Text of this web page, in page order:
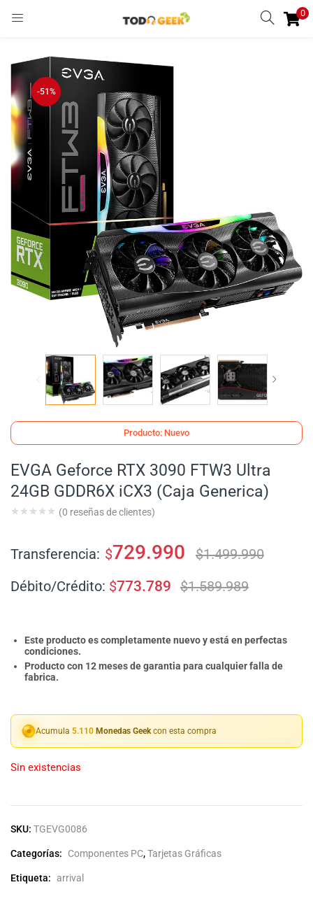
0
-51%
Producto: Nuevo
EVGA Geforce RTX 3090 FTW3 Ultra
24GB GDDR6X iCX3 (Caja Generica)
(0 reseñas de clientes)
Transferencia: $729.990 $1.499.990
Débito/Crédito: $773.789 $1.589.989
Este producto es completamente nuevo y está en perfectas
condiciones.
Producto con 12 meses de garantia para cualquier falla de
fabrica.
Acumula 5.110 Monedas Geek con esta compra
Sin existencias
SKU: TGEVG0086
Categorías: Componentes PC,Tarjetas Gráficas
Etiqueta: arrival
REGISTRARSE
Enter your username and password to login.
Remember me
Ingresar
Lost password?